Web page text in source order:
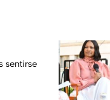
sentirse